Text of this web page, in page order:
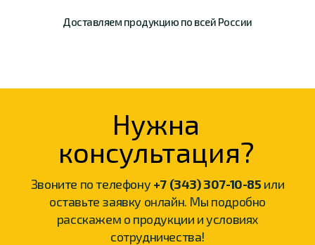
Доставляем продукцию по всей России
Нужна
консультация?
Звоните по телефону +7 (343) 307-10-85 или
оставьте заявку онлайн. Мы подробно
расскажем о продукции и условиях
сотрудничества!